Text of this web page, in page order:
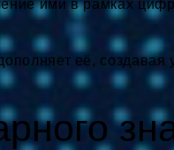
её, создавая